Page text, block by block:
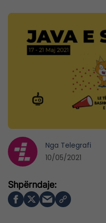
Nga Telegrafi
10/05/2021